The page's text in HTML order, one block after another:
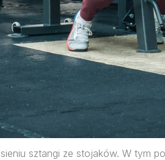
sztangi ze stojaków. W tym